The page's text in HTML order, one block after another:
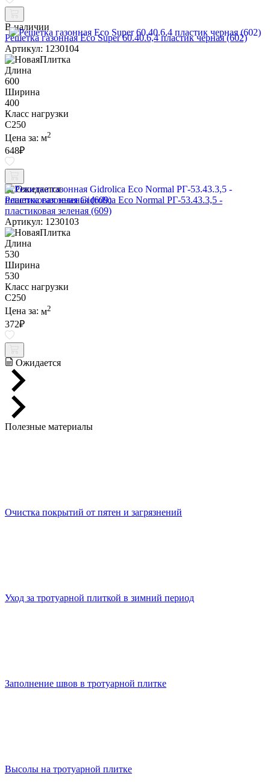
В наличии
Решетка газонная Eco Super 60.40.6,4 пластик черная (602)
Артикул: 1230104
Длина
600
Ширина
400
Класс нагрузки
C250
Цена за: м2
648₽
Ожидается
Решетка газонная Gidrolica Eco Normal РГ-53.43.3,5 -
пластиковая зеленая (609)
Артикул: 1230103
Длина
530
Ширина
530
Класс нагрузки
C250
Цена за: м2
372₽
Ожидается
Полезные материалы
Очистка покрытий от пятен и загрязнений
Уход за тротуарной плиткой в зимний период
Заполнение швов в тротуарной плитке
Высолы на тротуарной плитке